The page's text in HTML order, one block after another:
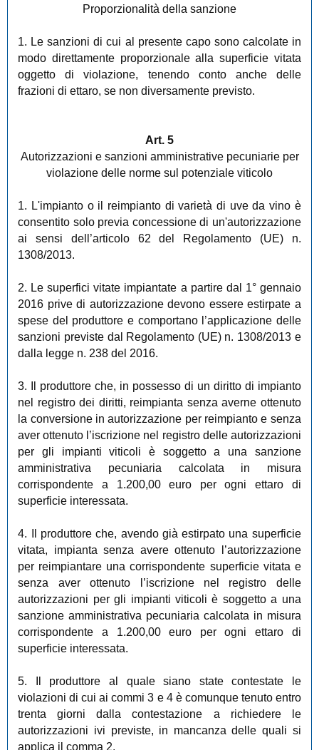
Proporzionalità della sanzione
1. Le sanzioni di cui al presente capo sono calcolate in
modo direttamente proporzionale alla superficie vitata
oggetto di violazione, tenendo conto anche delle
frazioni di ettaro, se non diversamente previsto.
Art. 5
Autorizzazioni e sanzioni amministrative pecuniarie per
violazione delle norme sul potenziale viticolo
1. L'impianto o il reimpianto di varietà di uve da vino è
consentito solo previa concessione di un'autorizzazione
ai sensi dell’articolo 62 del Regolamento (UE) n.
1308/2013.
2. Le superfici vitate impiantate a partire dal 1° gennaio
2016 prive di autorizzazione devono essere estirpate a
spese del produttore e comportano l’applicazione delle
sanzioni previste dal Regolamento (UE) n. 1308/2013 e
dalla legge n. 238 del 2016.
3. Il produttore che, in possesso di un diritto di impianto
nel registro dei diritti, reimpianta senza averne ottenuto
la conversione in autorizzazione per reimpianto e senza
aver ottenuto l’iscrizione nel registro delle autorizzazioni
per gli impianti viticoli è soggetto a una sanzione
amministrativa pecuniaria calcolata in misura
corrispondente a 1.200,00 euro per ogni ettaro di
superficie interessata.
4. Il produttore che, avendo già estirpato una superficie
vitata, impianta senza avere ottenuto l’autorizzazione
per reimpiantare una corrispondente superficie vitata e
senza aver ottenuto l’iscrizione nel registro delle
autorizzazioni per gli impianti viticoli è soggetto a una
sanzione amministrativa pecuniaria calcolata in misura
corrispondente a 1.200,00 euro per ogni ettaro di
superficie interessata.
5. Il produttore al quale siano state contestate le
violazioni di cui ai commi 3 e 4 è comunque tenuto entro
trenta giorni dalla contestazione a richiedere le
autorizzazioni ivi previste, in mancanza delle quali si
applica il comma 2.